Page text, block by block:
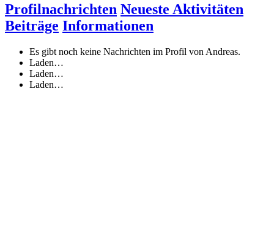
Profilnachrichten Neueste Aktivitäten
Beiträge Informationen
Es gibt noch keine Nachrichten im Profil von Andreas.
Laden…
Laden…
Laden…